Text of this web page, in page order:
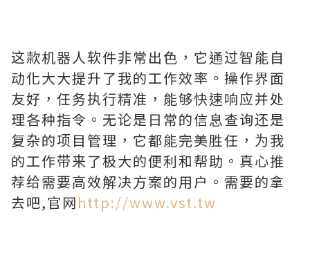
这款机器人软件非常出色，它通过智能自
动化大大提升了我的工作效率。操作界面
友好，任务执行精准，能够快速响应并处
理各种指令。无论是日常的信息查询还是
复杂的项目管理，它都能完美胜任，为我
的工作带来了极大的便利和帮助。真心推
荐给需要高效解决方案的用户。需要的拿
去吧,官网http://www.vst.tw